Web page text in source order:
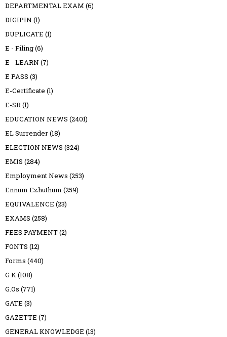
DEPARTMENTAL EXAM (6)
DIGIPIN (1)
DUPLICATE (1)
E - Filing(6)
E - LEARN (7)
E PASS (3)
E-Certificate (1)
E-SR(1)
EDUCATION NEWS (2401)
EL Surrender(18)
ELECTION NEWS (324)
EMIS (284)
Employment News (253)
Ennum Ezhuthum (259)
EQUIVALENCE (23)
EXAMS (258)
FEES PAYMENT(2)
FONTS (12)
Forms (440)
G K(108)
G.Os (771)
GATE (3)
GAZETTE (7)
GENERAL KNOWLEDGE (13)